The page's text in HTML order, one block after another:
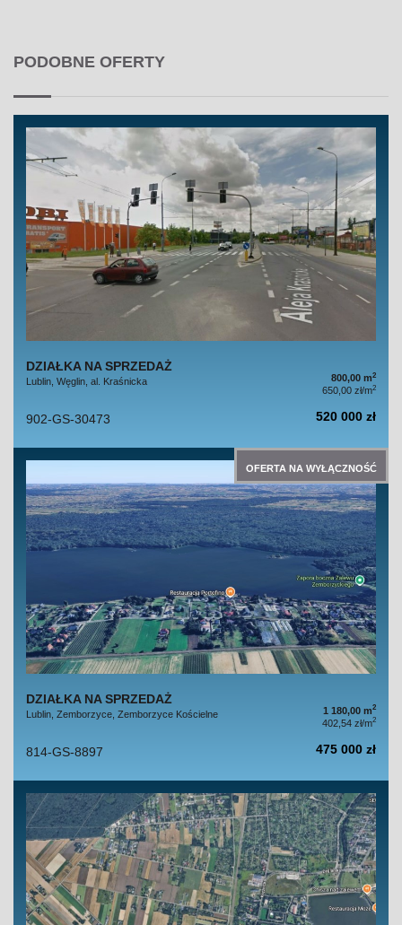
PODOBNE OFERTY
DZIAŁKA NA SPRZEDAŻ
Lublin, Węglin, al. Kraśnicka 800,00 m2
650,00 zł/m2
902-GS-30473 520 000 zł
OFERTA NA WYŁĄCZNOŚĆ
DZIAŁKA NA SPRZEDAŻ
Lublin, Zemborzyce, Zemborzyce Kościelne 1 180,00 m2
402,54 zł/m2
814-GS-8897 475 000 zł